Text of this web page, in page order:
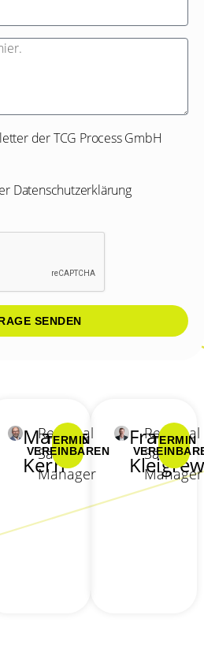
der TCG Process GmbH
Datenschutzerklärung
SENDEN
Marcus
Kern
Regional
Sales
Manager
TERMIN
VEREINBAREN
Frank
Regional
Sales
Manager
TERMIN